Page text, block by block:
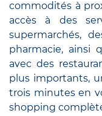
commodités à
accès à des
supermarchés,
pharmacie, ainsi
avec des
plus importants,
trois minutes en
shopping